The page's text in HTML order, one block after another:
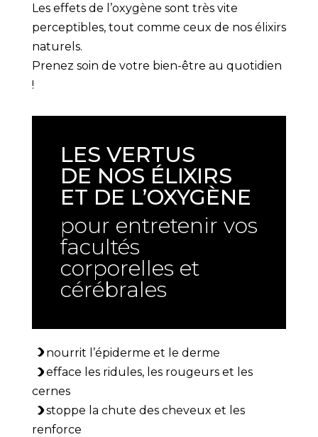
Les effets de l’oxygène sont très vite
perceptibles, tout comme ceux de nos élixirs
naturels.
Prenez soin de votre bien-être au quotidien
!
LES VERTUS
DE NOS ÉLIXIRS
ET DE L’OXYGÈNE
pour entretenir vos
facultés
corporelles et
cérébrales
nourrit l’épiderme et le derme
efface les ridules, les rougeurs et les
cernes
stoppe la chute des cheveux et les
renforce